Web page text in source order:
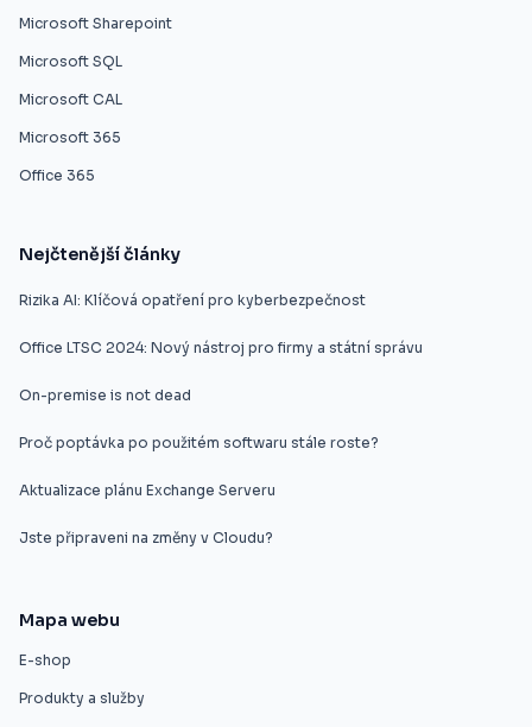
Microsoft Sharepoint
Microsoft SQL
Microsoft CAL
Microsoft 365
Office 365
Nejčtenější články
Rizika AI: Klíčová opatření pro kyberbezpečnost
Office LTSC 2024: Nový nástroj pro firmy a státní správu
On-premise is not dead
Proč poptávka po použitém softwaru stále roste?
Aktualizace plánu Exchange Serveru
Jste připraveni na změny v Cloudu?
Mapa webu
E-shop
Produkty a služby